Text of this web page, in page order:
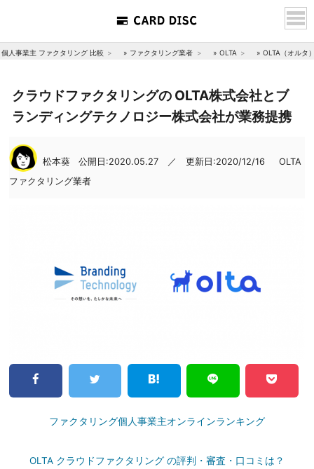
個人事業主 ファクタリング 比較 » ファクタリング業者 » OLTA » OLTA（オルタ
クラウドファクタリングの OLTA株式会社とブ
ランディングテクノロジー株式会社が業務提携
松本葵 公開日:2020.05.27 ／ 更新日:2020/12/16
OLTA
ファクタリング業者
ファクタリング個人事業主オンラインランキング
OLTA クラウドファクタリング の評判・審査・口コミは？